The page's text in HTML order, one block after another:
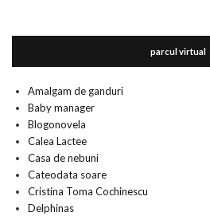
parcul virtual
Amalgam de ganduri
Baby manager
Blogonovela
Calea Lactee
Casa de nebuni
Cateodata soare
Cristina Toma Cochinescu
Delphinas